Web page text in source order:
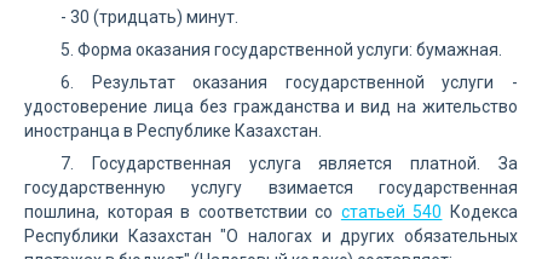
- 30 (тридцать) минут.
5. Форма оказания государственной услуги: бумажная.
6. Результат оказания государственной услуги -
удостоверение лица без гражданства и вид на жительство
иностранца в Республике Казахстан.
7. Государственная услуга является платной. За
государственную услугу взимается государственная
пошлина, которая в соответствии со статьей 540 Кодекса
Республики Казахстан "О налогах и других обязательных